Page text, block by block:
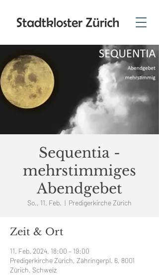
Sequentia -
mehrstimmiges
Abendgebet
So., 11. Feb.
  |
Predigerkirche Zürich
Zeit & Ort
11. Feb. 2024, 18:00 – 19:00
Predigerkirche Zürich, Zähringerpl. 6, 8001
Zürich, Schweiz